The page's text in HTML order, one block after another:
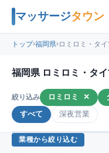
マッサージタウン
トップ›福岡県›ロミロミ・タ
福岡県 ロミロミ・タ
絞り込み ロミロミ ✕
すべて 深夜営業
業種から絞り込む